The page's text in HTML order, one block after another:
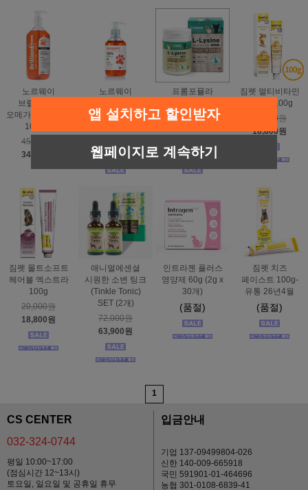
노르웨이
브릴리언트
오메가3 연어오일
1000ml
45,000원
34,900원
노르웨이
오메가3 연어오일
18,900원
프롬포뮬라
Lysine) 파우더
9,900원
짐펫 멀티비타민
플러스 100g
20,000원
18,800원
짐펫 몰트소프트
헤어볼 엑스트라
100g
20,000원
18,800원
애니멀에센셜
시원한 소변 팅크
(Tinkle Tonic)
SET (2개)
72,000원
63,900원
인트라젠 플러스
영양제 60g (2g x
30개)
(품절)
짐펫 치즈
페이스트 100g-
유통 26년4월
(품절)
1
CS CENTER
032-324-0744
평일 10:00~17:00
(점심시간 12~13시)
토요일, 일요일 및 공휴일 휴무
입금안내
기업 137-09499804-026
신한 140-009-665918
국민 591901-01-464696
농협 301-0108-6839-41
앱 설치하고 할인받자
웹페이지로 계속하기